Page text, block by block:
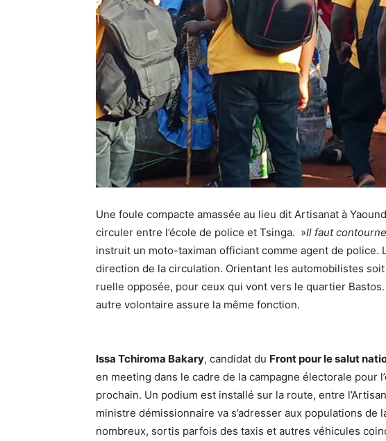
Une foule compacte amassée au lieu dit Artisanat à
circuler entre l’école de police et Tsinga. »Il faut
instruit un moto-taximan officiant comme agent de police.
direction de la circulation. Orientant les automobilistes
ruelle opposée, pour ceux qui vont vers le quartier
autre volontaire assure la même fonction.
Issa Tchiroma Bakary, candidat du Front pour le salut
en meeting dans le cadre de la campagne électorale pour
prochain. Un podium est installé sur la route, entre
ministre démissionnaire va s’adresser aux populations de
nombreux, sortis parfois des taxis et autres véhicules